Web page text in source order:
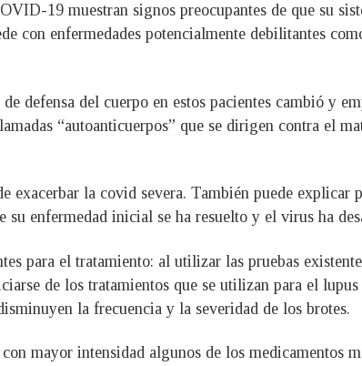
19 muestran signos preocupantes de que su
con enfermedades potencialmente debilitantes
defensa del cuerpo en estos pacientes cambió y
“autoanticuerpos” que se dirigen contra el
exacerbar la covid severa. También puede
su enfermedad inicial se ha resuelto y el virus ha
para el tratamiento: al utilizar las pruebas
de los tratamientos que se utilizan para el
la frecuencia y la severidad de los brotes.
mayor intensidad algunos de los medicamentos